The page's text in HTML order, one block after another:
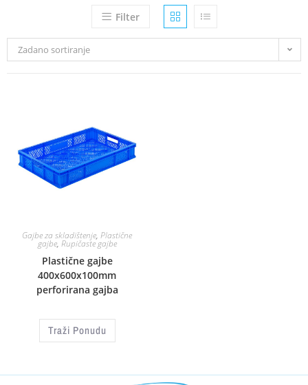
Filter
Zadano sortiranje
Gajbe za skladištenje, Plastične
gajbe, Rupičaste gajbe
Plastične gajbe
400x600x100mm
perforirana gajba
Traži Ponudu